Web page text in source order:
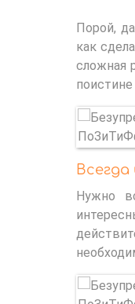
Порой,
как
сложная
Нужно